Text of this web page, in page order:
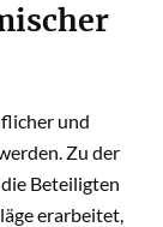
und
Zu der
Beteiligten
erarbeitet,